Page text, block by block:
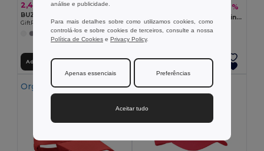
2,48 €
GiftRetail MO1447
+11 CORES
Adicionar ao Carrinho
-21%
TEKAPO Boné baseball 6 painéis
GiftRetail MO9643
Organic Cotton
análise e publicidade.
Para mais detalhes sobre como utilizamos cookies, como
controlá-los e sobre cookies de terceiros, consulte a nossa
Política de Cookies e Privacy Policy.
Apenas essenciais Preferências
Aceitar tudo